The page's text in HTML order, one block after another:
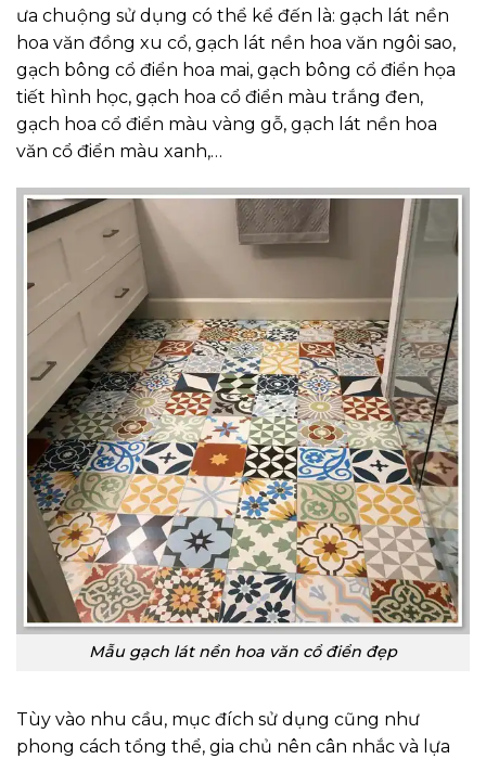
ưa chuộng sử dụng có thể kể đến là: gạch lát nền
hoa văn đồng xu cổ, gạch lát nền hoa văn ngôi sao,
gạch bông cổ điển hoa mai, gạch bông cổ điển họa
tiết hình học, gạch hoa cổ điển màu trắng đen,
gạch hoa cổ điển màu vàng gỗ, gạch lát nền hoa
văn cổ điển màu xanh,…
Mẫu gạch lát nền hoa văn cổ điển đẹp
Tùy vào nhu cầu, mục đích sử dụng cũng như
phong cách tổng thể, gia chủ nên cân nhắc và lựa